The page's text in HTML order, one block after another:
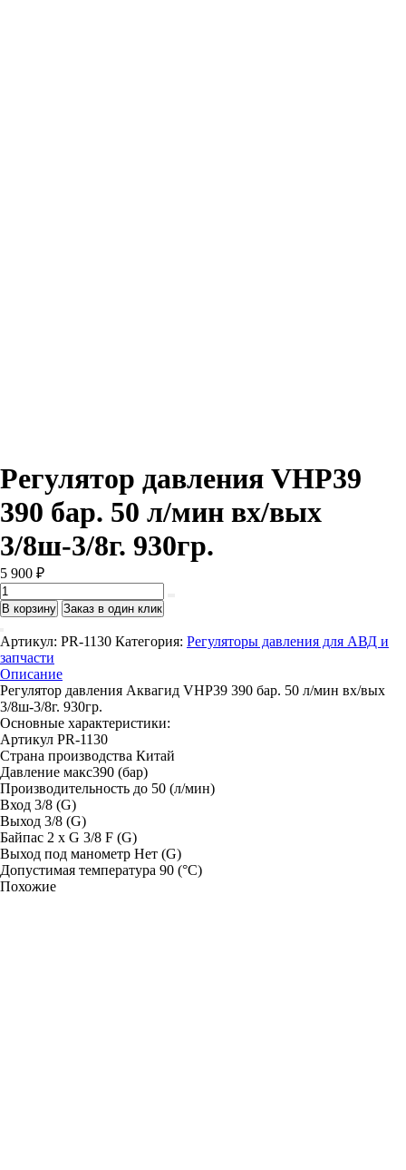
Регулятор давления VHP39
390 бар. 50 л/мин вх/вых
3/8ш-3/8г. 930гр.
5 900 ₽
Количество
товара
Регулятор
давления
VHP39
390
бар.
50
л/
мин
вх/
вых
3/8ш-3/8г.
930гр.
В корзину Заказ в один клик
Артикул: PR-1130 Категория: Регуляторы давления для АВД и
запчасти
Описание
Регулятор давления Аквагид VHP39 390 бар. 50 л/мин вх/вых
3/8ш-3/8г. 930гр.
Основные характеристики:
Артикул PR-1130
Страна производства Китай
Давление макс390 (бар)
Производительность до 50 (л/мин)
Вход 3/8 (G)
Выход 3/8 (G)
Байпас 2 х G 3/8 F (G)
Выход под манометр Нет (G)
Допустимая температура 90 (°C)
Похожие